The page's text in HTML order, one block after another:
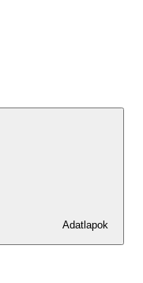
Adatlapok